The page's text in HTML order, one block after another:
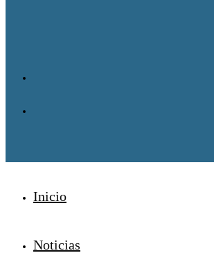
Inicio
Noticias